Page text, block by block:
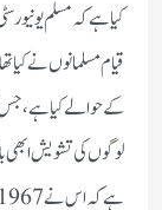
کیا ہے کہ مسلم
قیام مسلمانوں نے
کے حوالے کیاہے،
لوگوں کی تشویش